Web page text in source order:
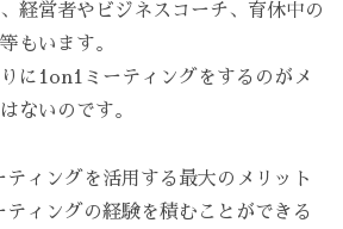
経営者やビジネスコーチ、育休中の
もいます。
に1on1ミーティングをするのがメ
ないのです。
ィングを活用する最大のメリット
ィングの経験を積むことができる